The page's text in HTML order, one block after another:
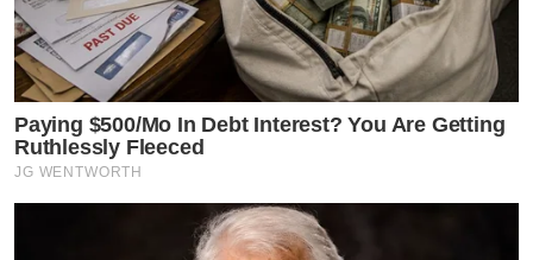
Paying $500/Mo In Debt Interest? You Are Getting
Ruthlessly Fleeced
JG WENTWORTH